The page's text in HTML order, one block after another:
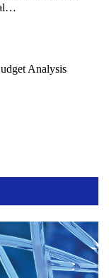
Analysis